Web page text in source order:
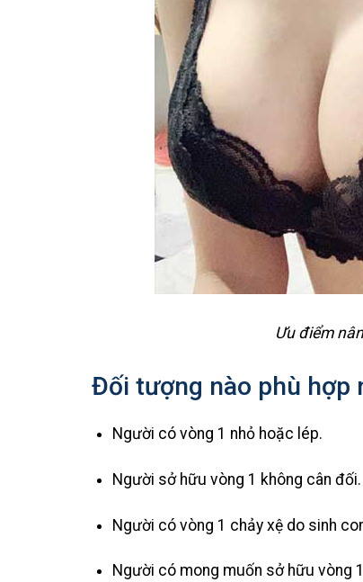
Ưu điểm
Đối tượng nào phù hợp
Người có vòng 1 nhỏ hoặc lép.
Người sở hữu vòng 1 không cân đối.
Người có vòng 1 chảy xệ do sinh
Người có mong muốn sở hữu vòng